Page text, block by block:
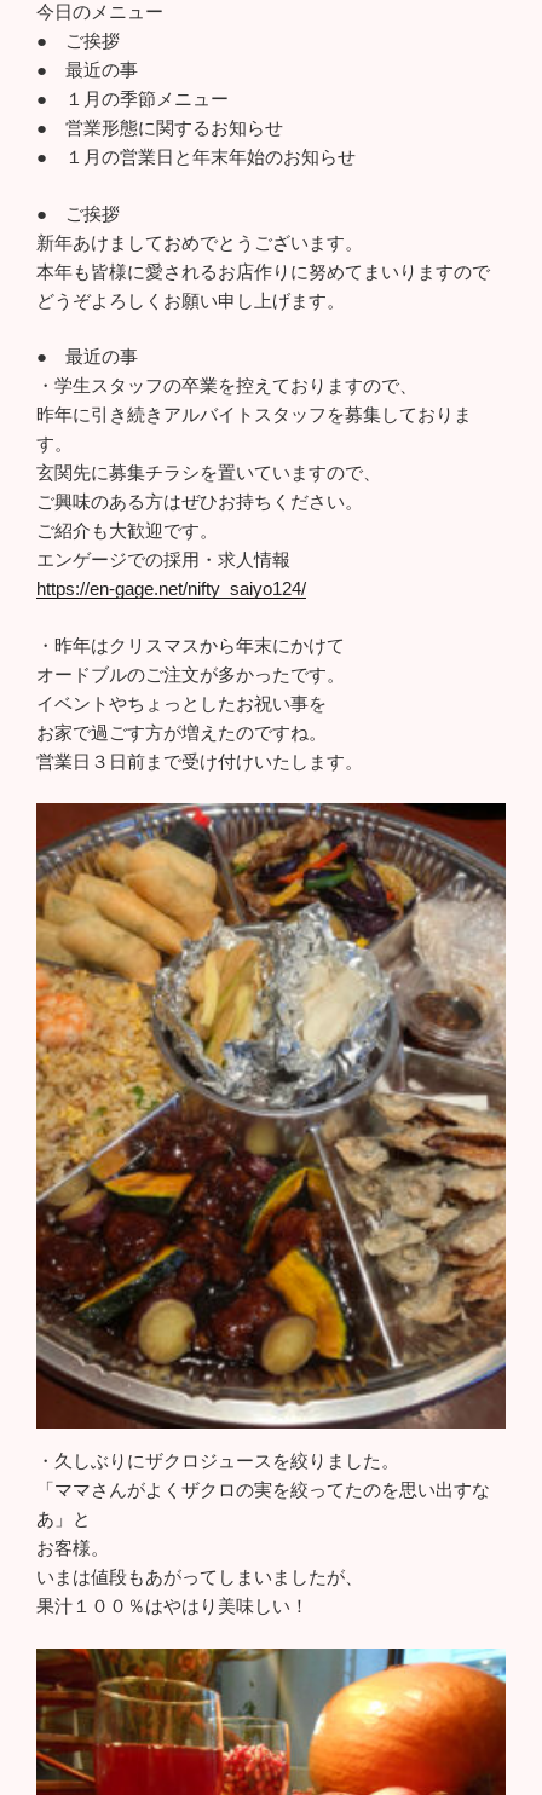
今日のメニュー
● ご挨拶
● 最近の事
● １月の季節メニュー
● 営業形態に関するお知らせ
● １月の営業日と年末年始のお知らせ
● ご挨拶
新年あけましておめでとうございます。
本年も皆様に愛されるお店作りに努めてまいりますので
どうぞよろしくお願い申し上げます。
● 最近の事
・学生スタッフの卒業を控えておりますので、
昨年に引き続きアルバイトスタッフを募集しておりま
す。
玄関先に募集チラシを置いていますので、
ご興味のある方はぜひお持ちください。
ご紹介も大歓迎です。
エンゲージでの採用・求人情報
https://en-gage.net/nifty_saiyo124/
・昨年はクリスマスから年末にかけて
オードブルのご注文が多かったです。
イベントやちょっとしたお祝い事を
お家で過ごす方が増えたのですね。
営業日３日前まで受け付けいたします。
・久しぶりにザクロジュースを絞りました。
「ママさんがよくザクロの実を絞ってたのを思い出すな
あ」と
お客様。
いまは値段もあがってしまいましたが、
果汁１００％はやはり美味しい！